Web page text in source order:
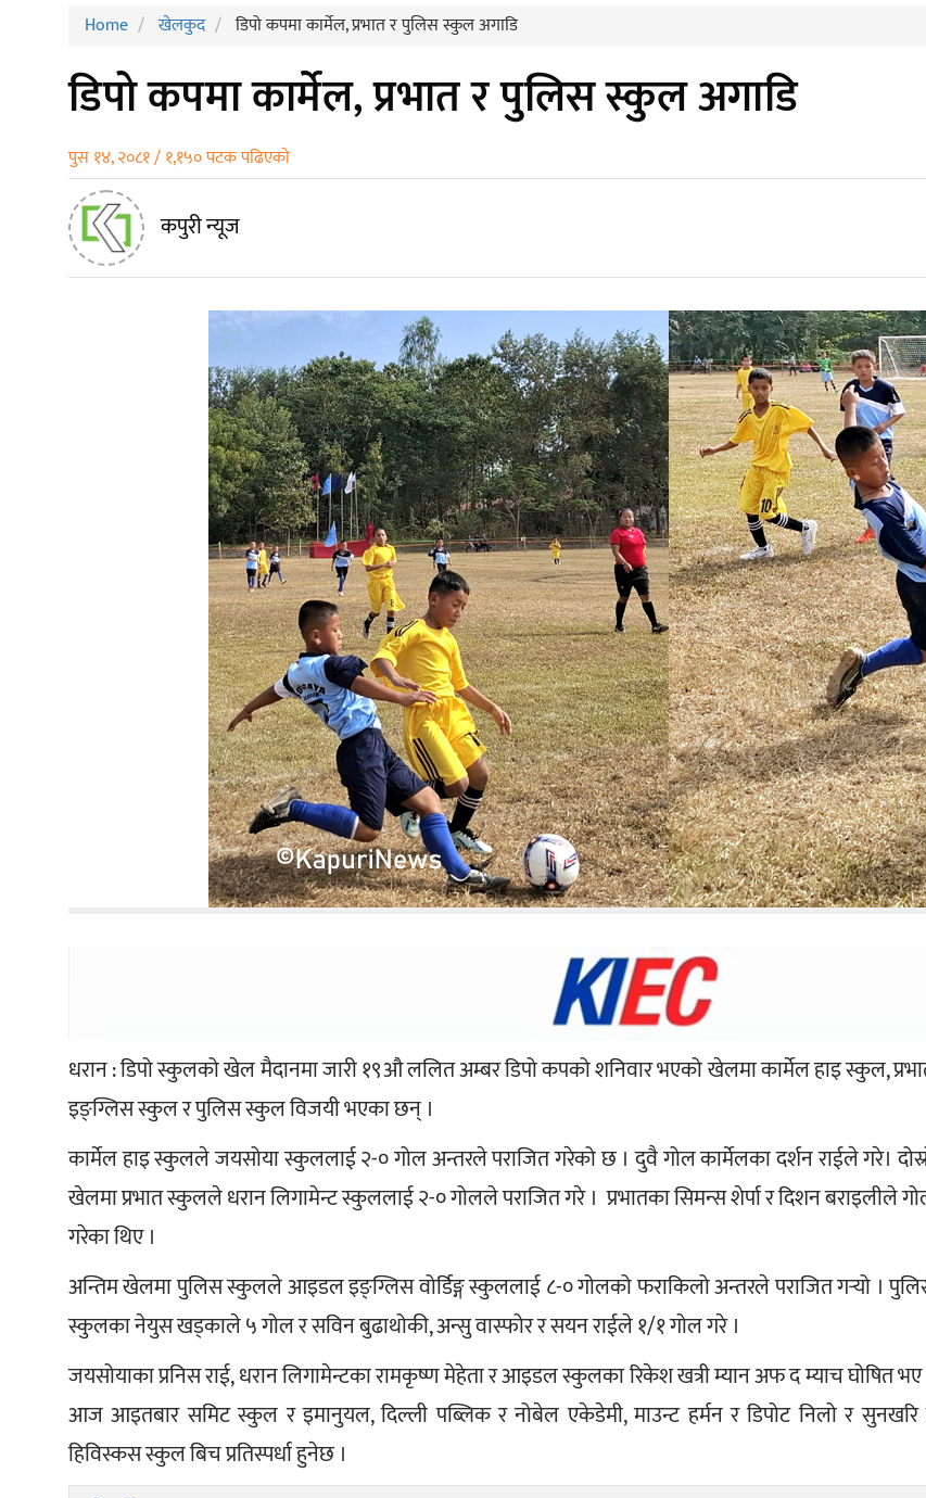
Home खेलकुद डिपो कपमा कार्मेल, प्रभात र पुलिस स्कुल अगाडि
डिपो कपमा कार्मेल, प्रभात र पुलिस स्कुल अगाडि
पुस १४, २०८१ / १,१५० पटक पढिएको
कपुरी न्यूज
धरान : डिपो स्कुलको खेल मैदानमा जारी १९औ ललित अम्बर डिपो कपको शनिवार भएको खेलमा कार्मेल हाइ स्कुल,
इङ्ग्लिस स्कुल र पुलिस स्कुल विजयी भएका छन् ।
कार्मेल हाइ स्कुलले जयसोया स्कुललाई २-० गोल अन्तरले पराजित गरेको छ । दुवै गोल कार्मेलका दर्शन राईले गरे।
खेलमा प्रभात स्कुलले धरान लिगामेन्ट स्कुललाई २-० गोलले पराजित गरे ।  प्रभातका सिमन्स शेर्पा र दिशन बराइलीले
गरेका थिए ।
अन्तिम खेलमा पुलिस स्कुलले आइडल इङ्ग्लिस वोर्डिङ्ग स्कुललाई ८-० गोलको फराकिलो अन्तरले पराजित गर्‍यो ।
स्कुलका नेयुस खड्काले ५ गोल र सविन बुढाथोकी, अन्सु वास्फोर र सयन राईले १/१ गोल गरे ।
जयसोयाका प्रनिस राई, धरान लिगामेन्टका रामकृष्ण मेहेता र आइडल स्कुलका रिकेश खत्री म्यान अफ द म्याच घोषित भए
आज आइतबार समिट स्कुल र इमानुयल, दिल्ली पब्लिक र नोबेल एकेडेमी, माउन्ट हर्मन र डिपोट निलो र सुनखरि
हिविस्कस स्कुल बिच प्रतिस्पर्धा हुनेछ ।